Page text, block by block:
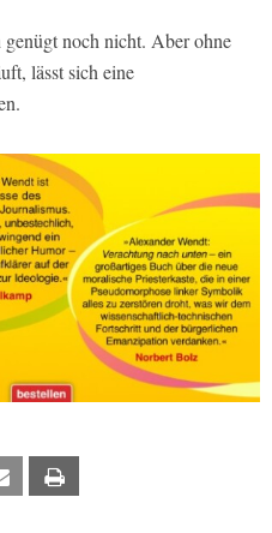
noch nicht. Aber ohne
lässt sich eine
Email